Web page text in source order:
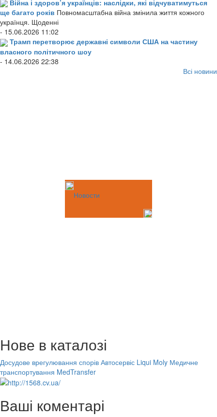
Війна і здоров’я українців: наслідки, які відчуватимуться
ще багато років Повномасштабна війна змінила життя кожного
українця. Щоденні
- 15.06.2026 11:02
Трамп перетворює державні символи США на частину
власного політичного шоу
- 14.06.2026 22:38
Всі новини
Новости
Нове в каталозі
Досудове врегулювання спорів Автосервіс Liqui Moly Медичне
транспортування MedTransfer
Ваші коментарі